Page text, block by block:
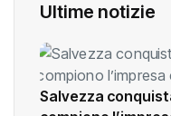
Ultime notizie
Salvezza